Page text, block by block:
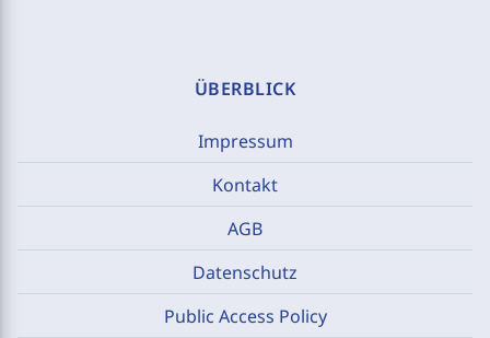
ÜBERBLICK
Impressum
Kontakt
AGB
Datenschutz
Public Access Policy